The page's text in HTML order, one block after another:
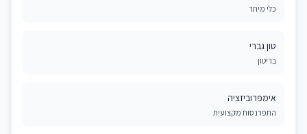
כלי מיתר
טון גברי
בריטון
אימפרוביזציה
התפרנסות מקצועית